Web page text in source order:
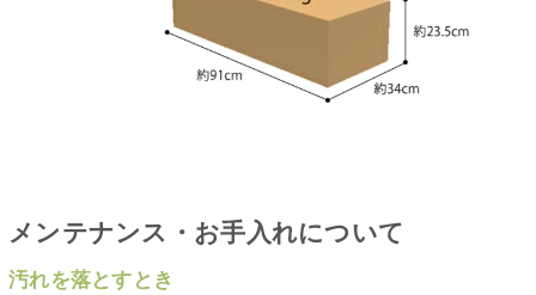
メンテナンス・お手入れについて
汚れを落とすとき